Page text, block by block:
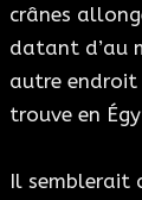
crânes
datant d’au
autre endroit
trouve en
Il semblerait